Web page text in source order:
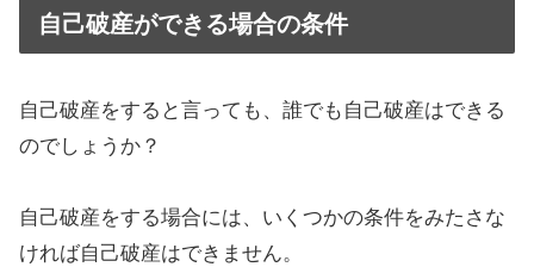
自己破産ができる場合の条件
自己破産をすると言っても、誰でも自己破産はできる
のでしょうか？
自己破産をする場合には、いくつかの条件をみたさな
ければ自己破産はできません。